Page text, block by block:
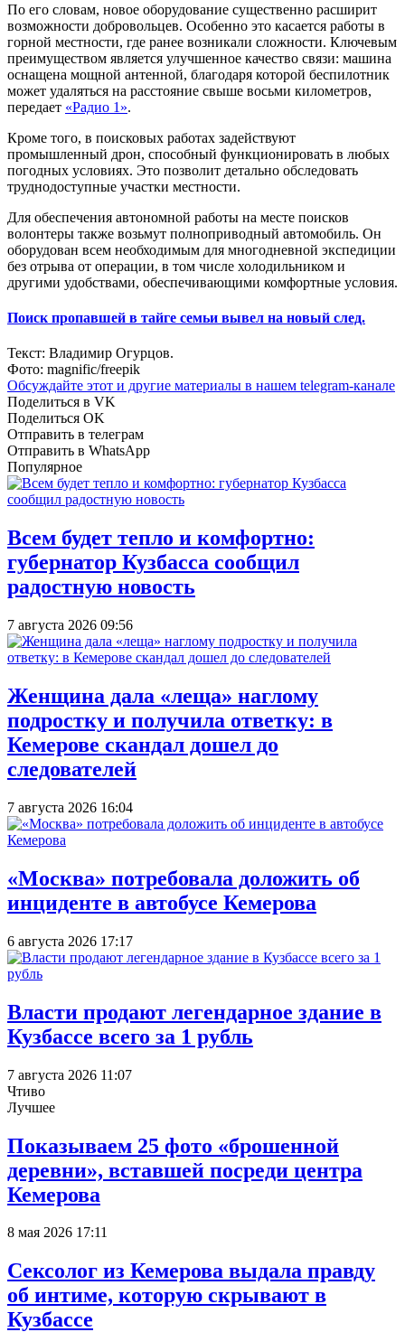
По его словам, новое оборудование существенно расширит
возможности добровольцев. Особенно это касается работы в
горной местности, где ранее возникали сложности. Ключевым
преимуществом является улучшенное качество связи: машина
оснащена мощной антенной, благодаря которой беспилотник
может удаляться на расстояние свыше восьми километров,
передает «Радио 1».
Кроме того, в поисковых работах задействуют
промышленный дрон, способный функционировать в любых
погодных условиях. Это позволит детально обследовать
труднодоступные участки местности.
Для обеспечения автономной работы на месте поисков
волонтеры также возьмут полноприводный автомобиль. Он
оборудован всем необходимым для многодневной экспедиции
без отрыва от операции, в том числе холодильником и
другими удобствами, обеспечивающими комфортные условия.
Поиск пропавшей в тайге семьи вывел на новый след.
Текст: Владимир Огурцов.
Фото: magnific/freepik
Обсуждайте этот и другие материалы в нашем telegram-канале
Поделиться в VK
Поделиться OK
Отправить в телеграм
Отправить в WhatsApp
Популярное
Всем будет тепло и комфортно:
губернатор Кузбасса сообщил
радостную новость
7 августа 2026 09:56
Женщина дала «леща» наглому
подростку и получила ответку: в
Кемерове скандал дошел до
следователей
7 августа 2026 16:04
«Москва» потребовала доложить об
инциденте в автобусе Кемерова
6 августа 2026 17:17
Власти продают легендарное здание в
Кузбассе всего за 1 рубль
7 августа 2026 11:07
Чтиво
Лучшее
Показываем 25 фото «брошенной
деревни», вставшей посреди центра
Кемерова
8 мая 2026 17:11
Сексолог из Кемерова выдала правду
об интиме, которую скрывают в
Кузбассе